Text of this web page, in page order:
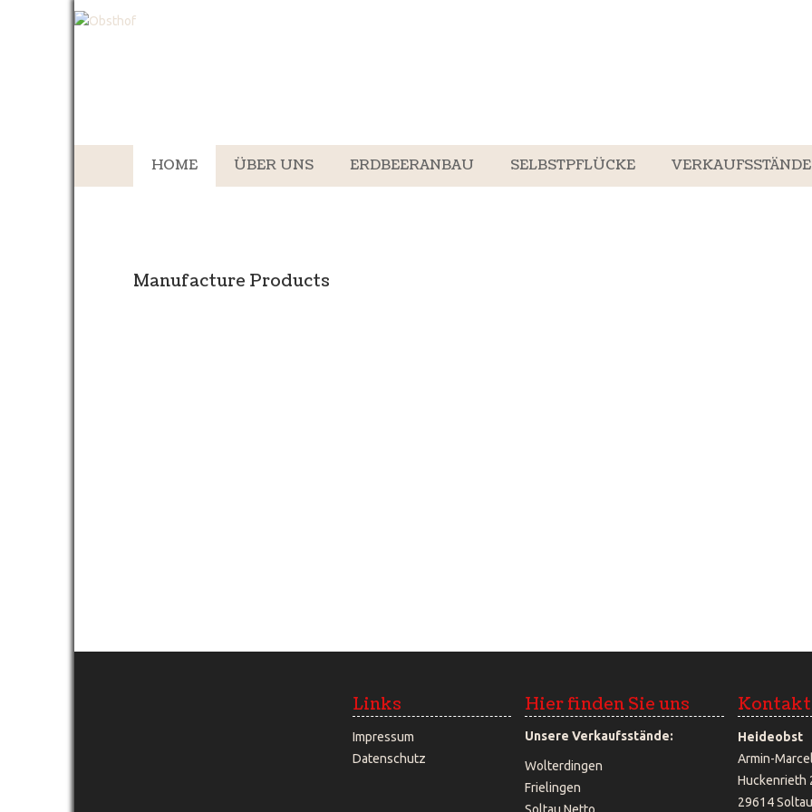
HOME ÜBER UNS ERDBEERANBAU SELBSTPFLÜCKE VERKAUFSSTÄNDE
Manufacture Products
Links
Impressum
Datenschutz
Hier finden Sie uns
Unsere Verkaufsstände:
Wolterdingen
Frielingen
Kontakt
Heideobst
Armin-
Huckenrieth
29614 Soltau